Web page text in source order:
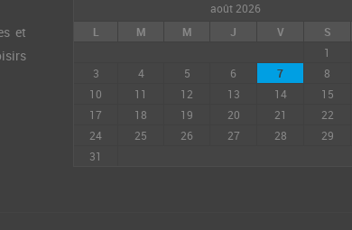
et
août 2026
L
M M J V S
1
3
4 5 6 7 8
10
11 12 13 14 15
17
18 19 20 21 22
24
25 26 27 28 29
31